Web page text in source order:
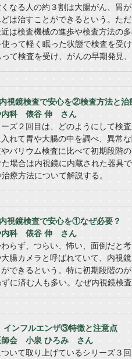
なる人の約３割は大腸がん、胃
は治すことができるという。た
は検査機械の進歩や検査方法の
って軽く眠った状態で検査を受
て検査を受け、がんの早期発見
内視鏡検査で安心を②検査方法と治
内科 俵谷 伸 さん
ズ２回目は、どのようにして検
れて胃や大腸の中を調べ、異常
バリウム検査に比べて初期段階
場合は内視鏡に内蔵された器
療方法について解説する。
視鏡検査で安心を①なぜ必要？
内科 俵谷 伸 さん
らず、つらい、怖い、面倒だと
腸カメラと呼ばれていて、内視
できるという。特に初期段階の
に済む人も多い。なぜ内視鏡検
インフルエンザ③特徴と注意点
師会 小泉 ひろみ さん
いて取り上げているシリーズ３